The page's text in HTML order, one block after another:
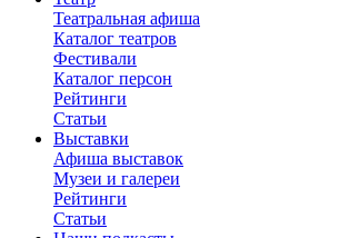
Театральная афиша
Каталог театров
Фестивали
Каталог персон
Рейтинги
Статьи
Выставки
Афиша выставок
Музеи и галереи
Рейтинги
Статьи